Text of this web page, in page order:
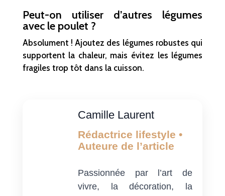
Peut-on utiliser d’autres légumes
avec le poulet ?
Absolument ! Ajoutez des légumes robustes qui
supportent la chaleur, mais évitez les légumes
fragiles trop tôt dans la cuisson.
Camille Laurent
Rédactrice lifestyle •
Auteure de l’article
Passionnée par l’art de
vivre, la décoration, la